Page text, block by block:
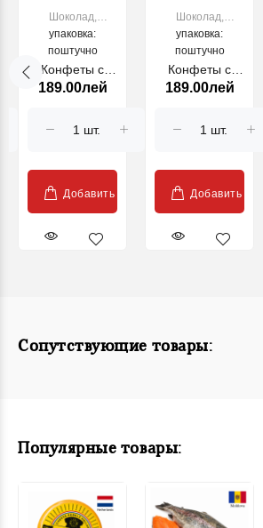
Шоколад,
конфеты,
жевательная
резинка
упаковка:
поштучно
Конфеты с
медом манука
г) (имбирь и
189.00лей
Добавить
Шоколад,
конфеты,
жевательная
резинка
упаковка:
поштучно
Конфеты с
медом манука
г) (с лимоном)
189.00лей
Добавить
Сопутствующие товары:
Популярные товары: